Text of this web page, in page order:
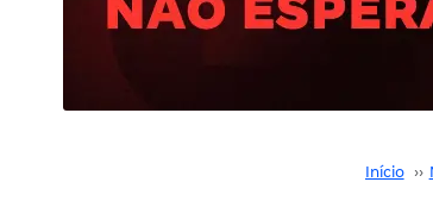
Início ››